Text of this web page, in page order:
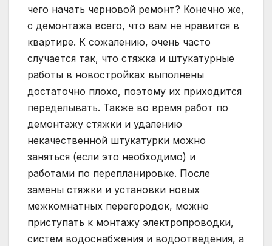
чего начать черновой ремонт? Конечно же,
с демонтажа всего, что вам не нравится в
квартире. К сожалению, очень часто
случается так, что стяжка и штукатурные
работы в новостройках выполнены
достаточно плохо, поэтому их приходится
переделывать. Также во время работ по
демонтажу стяжки и удалению
некачественной штукатурки можно
заняться (если это необходимо) и
работами по перепланировке. После
замены стяжки и установки новых
межкомнатных перегородок, можно
приступать к монтажу электропроводки,
систем водоснабжения и водоотведения, а